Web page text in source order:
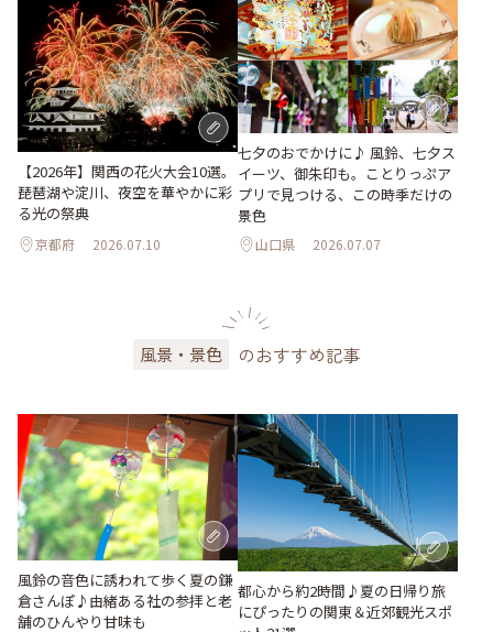
【2026年】関西の花火大会10選。
琵琶湖や淀川、夜空を華やかに彩
る光の祭典
京都府 2026.07.10
七夕のおでかけに♪ 風鈴、七夕ス
イーツ、御朱印も。ことりっぷア
プリで見つける、この時季だけの
景色
山口県 2026.07.07
風景・景色 のおすすめ記事
風鈴の音色に誘われて歩く夏の鎌
倉さんぽ♪由緒ある社の参拝と老
舗のひんやり甘味も
都心から約2時間♪夏の日帰り旅
にぴったりの関東＆近郊観光スポ